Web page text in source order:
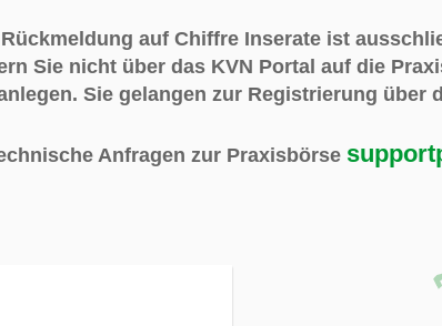
auf Chiffre Inserate ist
Sie nicht über das KVN Portal auf die
Sie gelangen zur Registrierung über
Anfragen zur Praxisbörse